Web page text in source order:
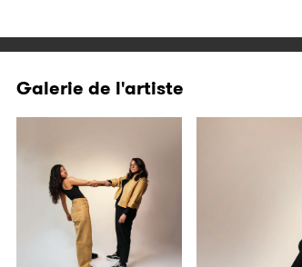
Galerie de l'artiste